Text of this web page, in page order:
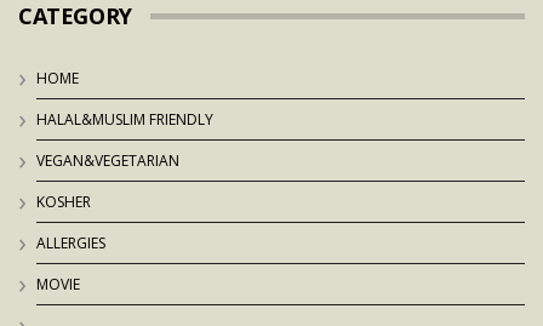
CATEGORY
HOME
HALAL&MUSLIM FRIENDLY
VEGAN&VEGETARIAN
KOSHER
ALLERGIES
MOVIE